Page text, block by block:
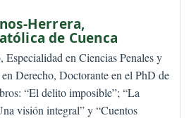
Herrera,
de Cuenca
en Ciencias Penales y
Derecho, Doctorante en el PhD de
“El delito imposible”; “La
visión integral” y “Cuentos